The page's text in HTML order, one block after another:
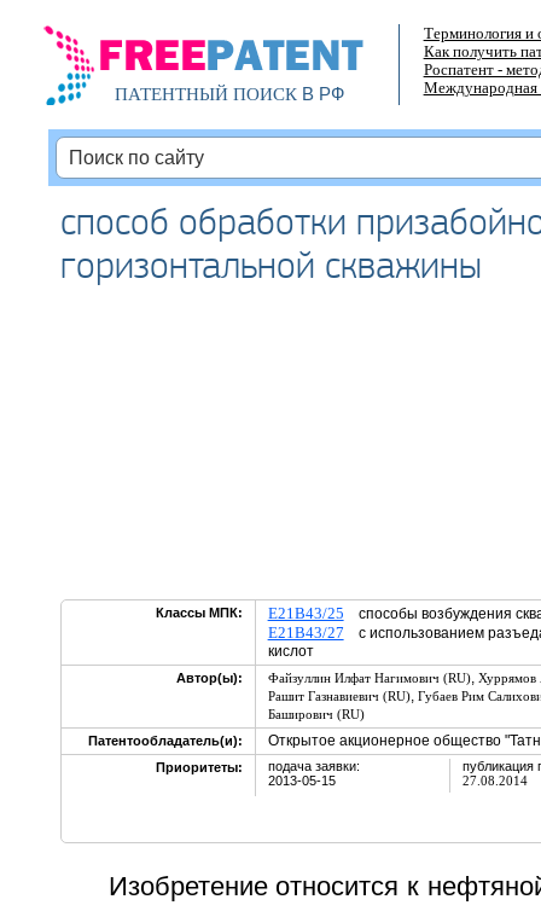
ПАТЕНТНЫЙ ПОИСКВ РФ
Терминология и
Как получить
Роспатент -
Международная
способ обработки
горизонтальной скважины
Классы МПК: E21B43/25 способы возбуждения
E21B43/27 с использованием
кислот
Автор(ы): Файзуллин Илфат Нагимович (RU), Хуррямов
Рашит Газнавиевич (RU), Губаев Рим
Баширович (RU)
Патентообладатель(и):
Открытое акционерное общество
Приоритеты:
подача заявки:
2013-05-15
публикация
27.08.2014
Изобретение относится к